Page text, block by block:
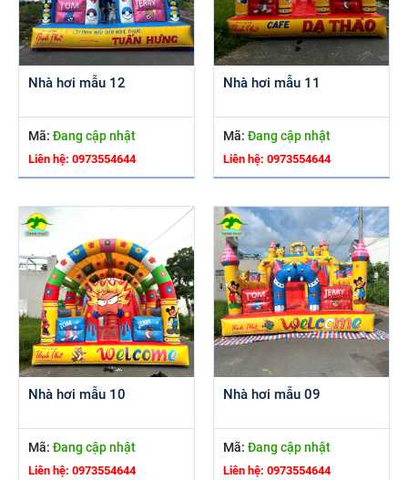
Nhà hơi mẫu 12
Mã: Đang cập nhật
Liên hệ: 0973554644
Nhà hơi mẫu 11
Mã: Đang cập nhật
Liên hệ: 0973554644
Nhà hơi mẫu 10
Mã: Đang cập nhật
Liên hệ: 0973554644
Nhà hơi mẫu 09
Mã: Đang cập nhật
Liên hệ: 0973554644